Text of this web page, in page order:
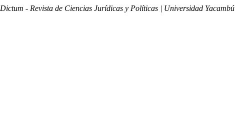
Dictum - Revista de Ciencias Jurídicas y Políticas | Universidad Yacambú